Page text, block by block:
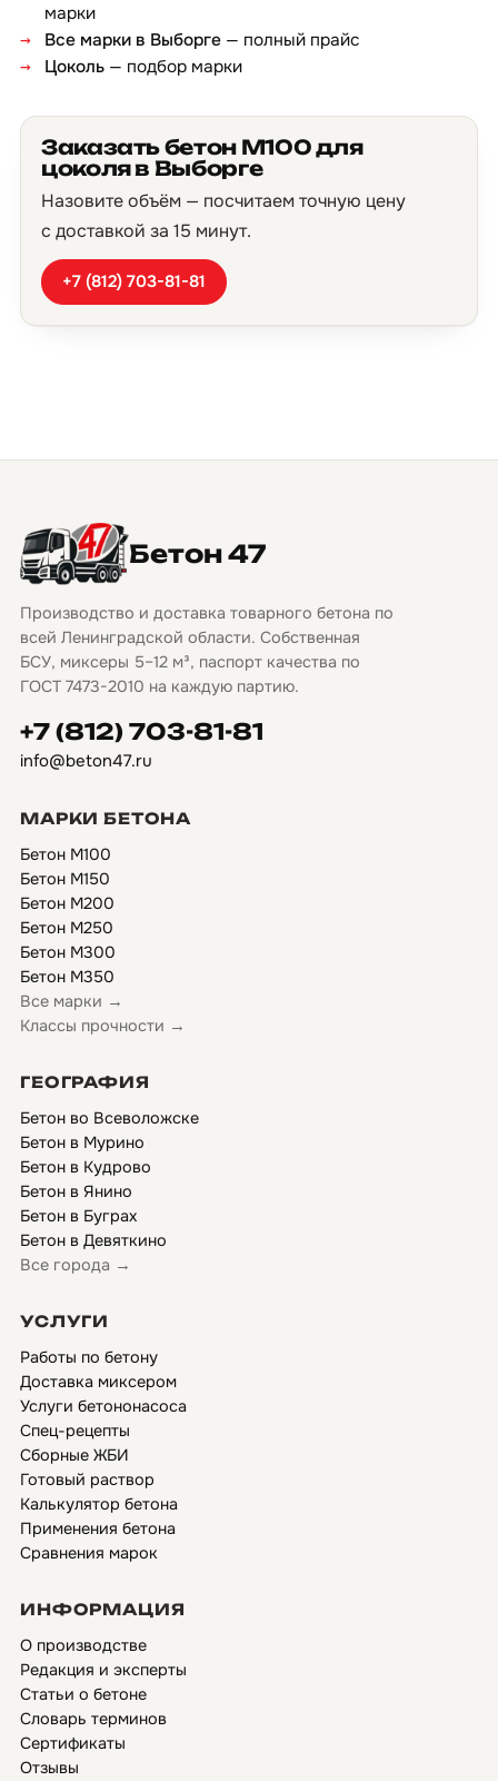
марки
Все марки в Выборге — полный прайс
Цоколь — подбор марки
Заказать бетон М100 для
цоколя в Выборге
Назовите объём — посчитаем точную цену
с доставкой за 15 минут.
+7 (812) 703-81-81
Бетон 47
Производство и доставка товарного бетона по
всей Ленинградской области. Собственная
БСУ, миксеры 5–12 м³, паспорт качества по
ГОСТ 7473-2010 на каждую партию.
+7 (812) 703-81-81
info@beton47.ru
МАРКИ БЕТОНА
Бетон М100
Бетон М150
Бетон М200
Бетон М250
Бетон М300
Бетон М350
Все марки →
Классы прочности →
ГЕОГРАФИЯ
Бетон во Всеволожске
Бетон в Мурино
Бетон в Кудрово
Бетон в Янино
Бетон в Буграх
Бетон в Девяткино
Все города →
УСЛУГИ
Работы по бетону
Доставка миксером
Услуги бетононасоса
Спец-рецепты
Сборные ЖБИ
Готовый раствор
Калькулятор бетона
Применения бетона
Сравнения марок
ИНФОРМАЦИЯ
О производстве
Редакция и эксперты
Статьи о бетоне
Словарь терминов
Сертификаты
Отзывы